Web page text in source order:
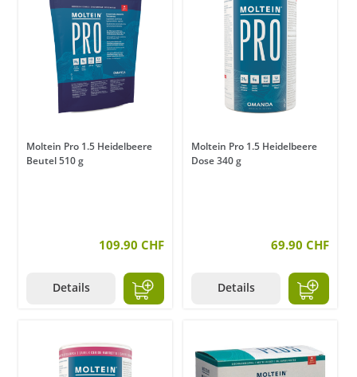
Moltein Pro 1.5 Heidelbeere
Beutel 510 g
109.90 CHF
Details
Moltein Pro 1.5 Heidelbeere
Dose 340 g
69.90 CHF
Details